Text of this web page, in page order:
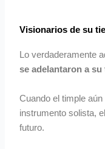
Visionarios de su
Lo verdaderamente
se adelantaron a su
Cuando el timple
instrumento solista,
futuro.